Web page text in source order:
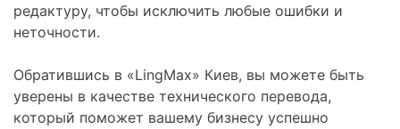
редактуру, чтобы исключить любые ошибки и
неточности.
Обратившись в «LingMax» Киев, вы можете быть
уверены в качестве технического перевода,
который поможет вашему бизнесу успешно